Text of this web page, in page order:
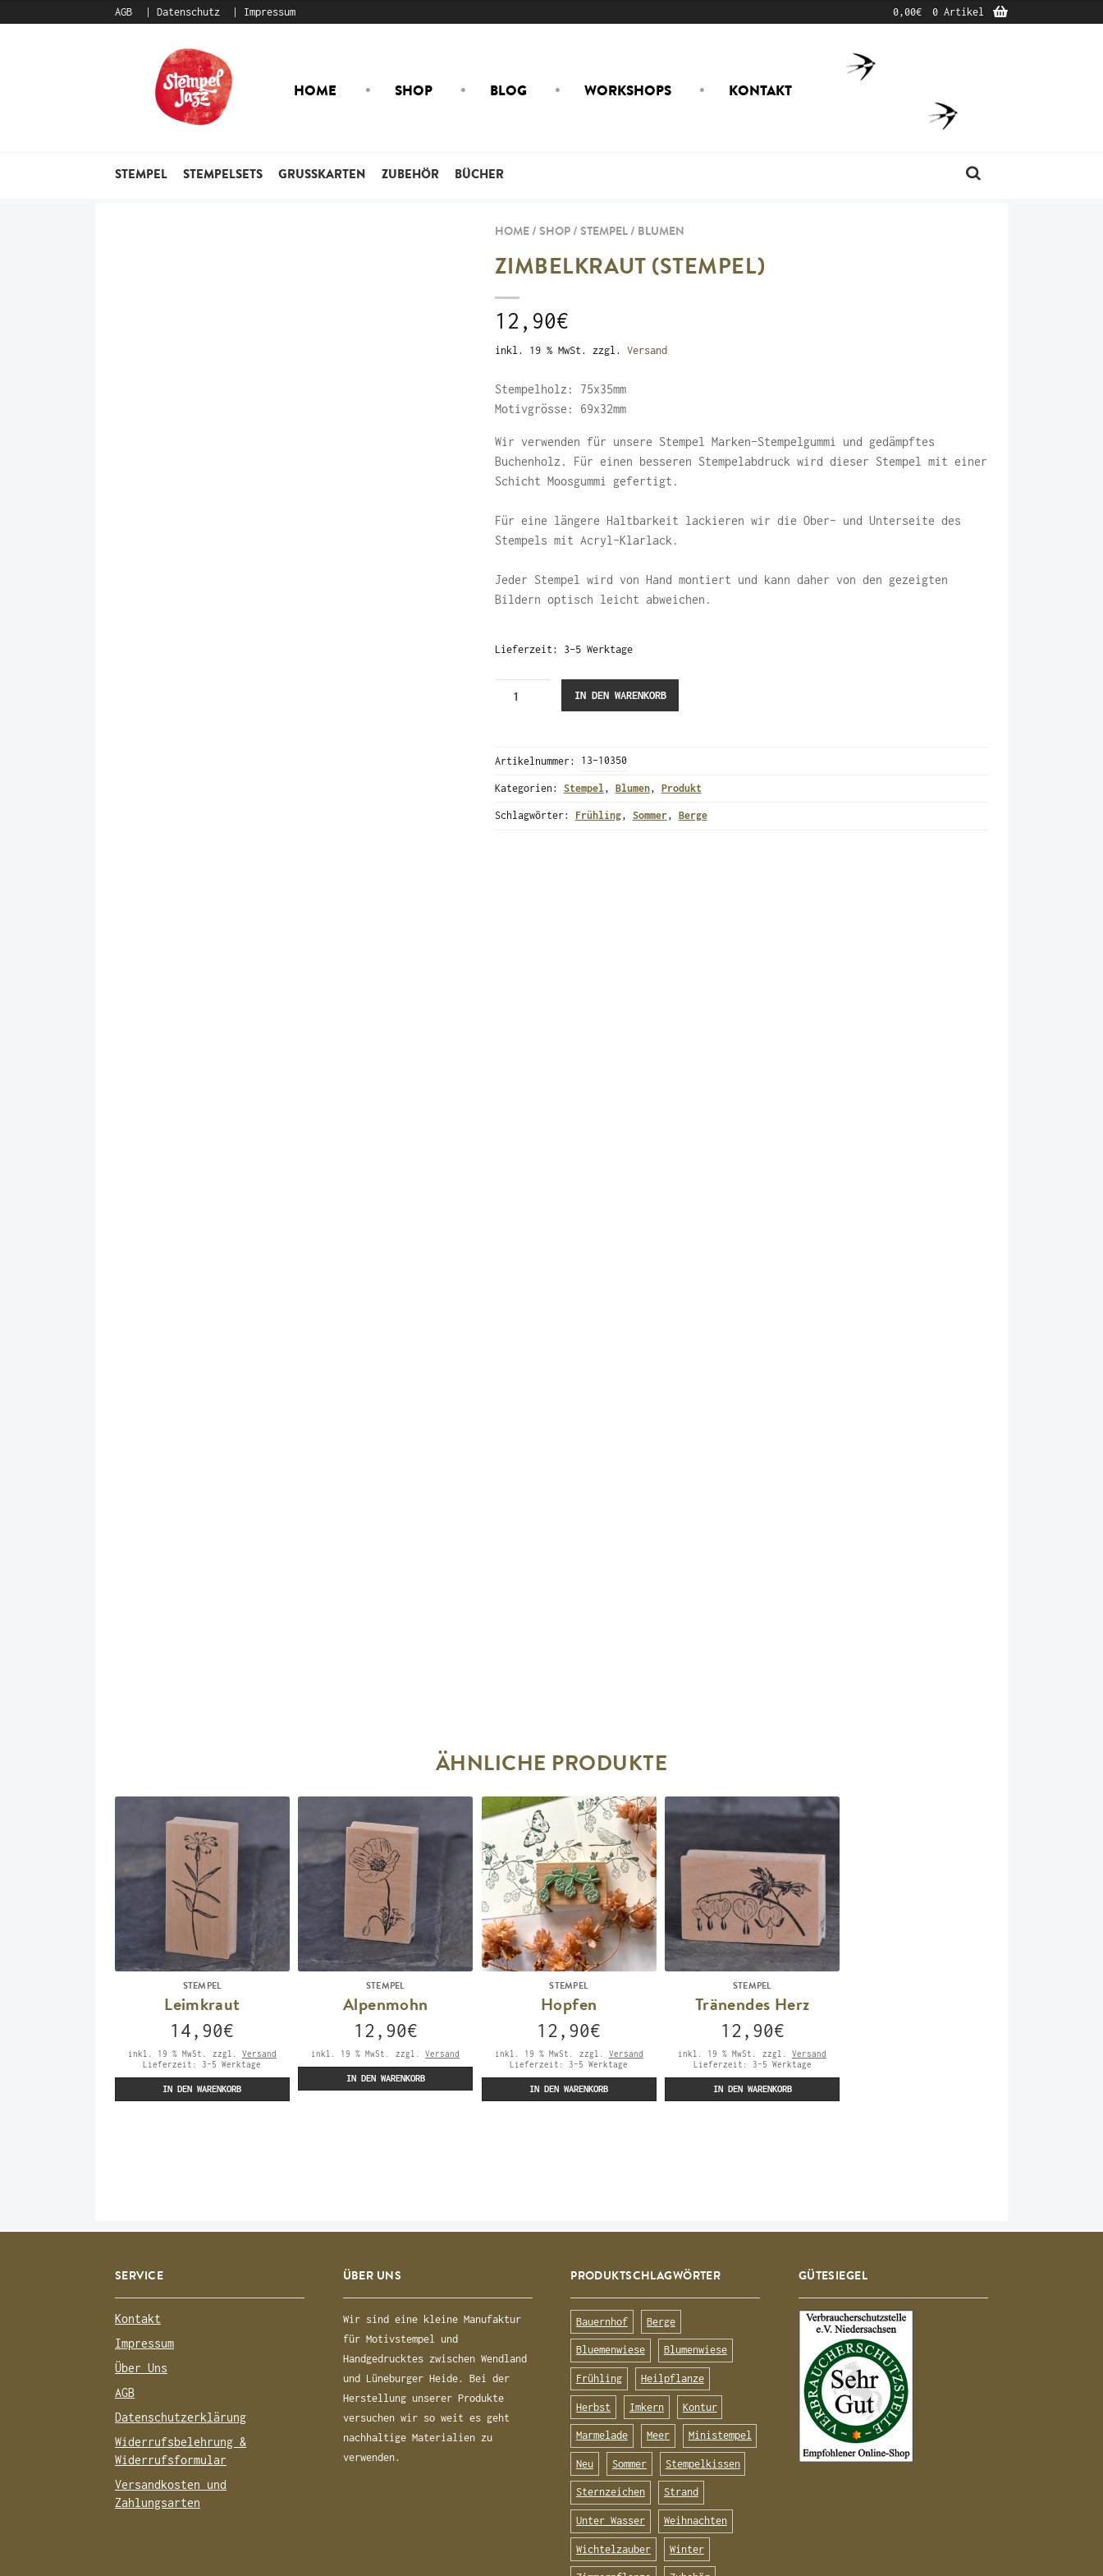
AGB Datenschutz Impressum 0,00€ 0 Artikel
Navigation
springen
springen
HOME SHOP BLOG WORKSHOPS KONTAKT
STEMPEL STEMPELSETS GRUSSKARTEN ZUBEHÖR BÜCHER
HOME / SHOP / STEMPEL/ BLUMEN
ZIMBELKRAUT (STEMPEL)
12,90€
inkl. 19 % MwSt. zzgl. Versand
Stempelholz: 75x35mm
Motivgrösse: 69x32mm
Wir verwenden für unsere Stempel Marken-Stempelgummi und gedämpftes
Buchenholz. Für einen besseren Stempelabdruck wird dieser Stempel mit einer
Schicht Moosgummi gefertigt.
Für eine längere Haltbarkeit lackieren wir die Ober- und Unterseite des
Stempels mit Acryl-Klarlack.
Jeder Stempel wird von Hand montiert und kann daher von den gezeigten
Bildern optisch leicht abweichen.
Lieferzeit: 3-5 Werktage
IN DEN WARENKORB
Artikelnummer: 13-10350
Kategorien: Stempel , Blumen, Produkt
Schlagwörter: Frühling, Sommer, Berge
ÄHNLICHE PRODUKTE
STEMPEL
Leimkraut
14,90€
inkl. 19 % MwSt. zzgl. Versand
Lieferzeit: 3-5 Werktage
IN DEN WARENKORB
STEMPEL
Alpenmohn
12,90€
inkl. 19 % MwSt. zzgl.Versand
IN DEN WARENKORB
STEMPEL
Hopfen
12,90€
inkl. 19 % MwSt. zzgl. Versand
Lieferzeit: 3-5 Werktage
IN DEN WARENKORB
STEMPEL
Tränendes Herz
12,90€
inkl. 19 % MwSt. zzgl.Versand
Lieferzeit:
3-5 Werktage
IN DEN WARENKORB
SERVICE
Kontakt
Impressum
Über Uns
AGB
Datenschutzerklärung
Widerrufsbelehrung &
Widerrufsformular
Versandkosten und
Zahlungsarten
ÜBER UNS
Wir sind eine kleine Manufaktur
für Motivstempel und
Handgedrucktes zwischen Wendland
und Lüneburger Heide. Bei der
Herstellung unserer Produkte
versuchen wir so weit es geht
nachhaltige Materialien zu
verwenden.
PRODUKTSCHLAGWÖRTER
Bauernhof Berge
Bluemenwiese Blumenwiese
Frühling Heilpflanze
Herbst Imkern Kontur
Marmelade Meer Ministempel
Neu Sommer Stempelkissen
Sternzeichen Strand
Unter Wasser Weihnachten
Wichtelzauber Winter
GÜTESIEGEL